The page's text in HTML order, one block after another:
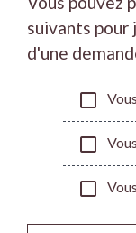
suivants
d'une
check_box_outline_blank
check_box_outline_blank
check_box_outline_blank